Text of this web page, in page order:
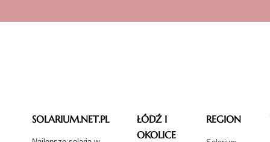
SOLARIUM.NET.PL
ŁÓDŹ I
OKOLICE
REGION